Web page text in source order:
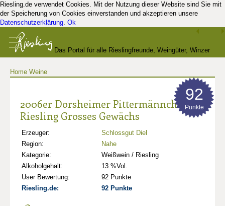
Riesling.de verwendet Cookies. Mit der Nutzung dieser Website sind Sie mit
der Speicherung von Cookies einverstanden und akzeptieren unsere
Datenschutzerklärung. Ok
Das Portal für alle Rieslingfreunde, Weingüter, Winzer
Home Weine
2006er Dorsheimer Pittermännchen
Riesling Grosses Gewächs
Erzeuger:
Schlossgut Diel
Region:
Nahe
Kategorie:
Weißwein / Riesling
Alkoholgehalt:
13 %Vol.
User Bewertung:
92 Punkte
Riesling.de:
92 Punkte
92
Punkte